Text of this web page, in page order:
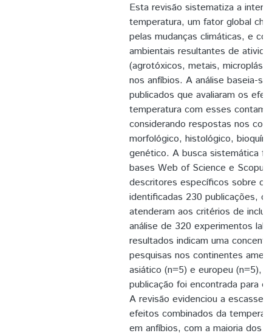
Esta revisão sistematiza a
temperatura, um fator global
pelas mudanças climáticas, e
ambientais resultantes de
(agrotóxicos, metais,
nos anfíbios. A análise baseia-
publicados que avaliaram os
temperatura com esses
considerando respostas nos
morfológico, histológico,
genético. A busca sistemática
bases Web of Science e
descritores específicos sobre o
identificadas 230 publicações,
atenderam aos critérios de
análise de 320 experimentos
resultados indicam uma
pesquisas nos continentes
asiático (n=5) e europeu (n=5),
publicação foi encontrada para
A revisão evidenciou a
efeitos combinados da
em anfíbios, com a maioria dos